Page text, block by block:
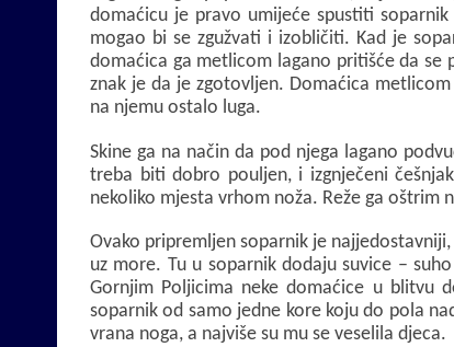
domaćicu je pravo umijeće spustiti
mogao bi se zgužvati i izobličiti. Kad je
domaćica ga metlicom lagano pritišće da se
znak je da je zgotovljen. Domaćica
na njemu ostalo luga.
Skine ga na način da pod njega lagano
treba biti dobro pouljen, i izgnječeni
nekoliko mjesta vrhom noža. Reže ga oštrim
Ovako pripremljen soparnik je
uz more. Tu u soparnik dodaju suvice –
Gornjim Poljicima neke domaćice u blitvu
soparnik od samo jedne kore koju do pola
vrana noga, a najviše su mu se veselila djeca.